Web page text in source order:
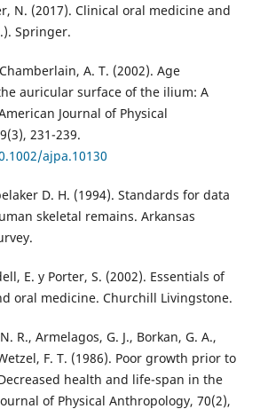
N. (2017). Clinical oral medicine and
Springer.
A. T. (2002). Age
auricular surface of the ilium: A
Journal of Physical
231-239.
ajpa.10130
D. H. (1994). Standards for data
skeletal remains. Arkansas
E. y Porter, S. (2002). Essentials of
oral medicine. Churchill Livingstone.
R., Armelagos, G. J., Borkan, G. A.,
F. T. (1986). Poor growth prior to
health and life-span in the
of Physical Anthropology, 70(2),